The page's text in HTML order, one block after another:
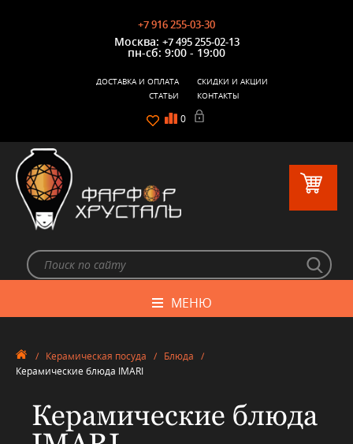
+7 916 255-03-30
Москва: +7 495 255-02-13
пн-сб: 9:00 - 19:00
0
ДОСТАВКА И ОПЛАТА
СКИДКИ И АКЦИИ
СТАТЬИ
КОНТАКТЫ
МЕНЮ
/ Керамическая посуда / Блюда /
Керамические блюда IMARI
Керамические блюда